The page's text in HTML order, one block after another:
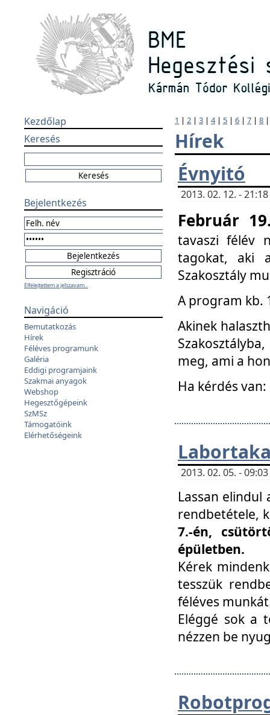
Kezdőlap
Keresés
Bejelentkezés
Elfelejtettem a jelszavam...
Navigáció
Bemutatkozás
Hírek
Féléves programunk
Galéria
Eddigi programjaink
Szakmai anyagok
Webshop
Hegesztőgépeink
SzMSz
Támogatóink
Elérhetőségeink
1 | 2 | 3 | 4| 5 | 6 | 7 | 8
Hírek
Évnyitó
2013. 02. 12. -
Február
tavaszi félév
tagokat, aki
Szakosztály
A program kb.
Akinek
meg, ami a
Ha kérdés
2013. 02. 05. -
Lassan elindul
rendbetétele,
7.-én,
épületben.
Kérek
tesszük
féléves
Eléggé sok a
nézzen be